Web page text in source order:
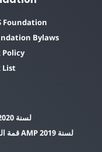
Foundation
Bylaws
List
مؤتمر AMP لسنة 2020
قمة المساهمين في AMP لسنة 2019